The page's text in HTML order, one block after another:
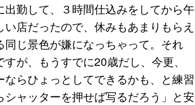
勤して、３時間仕込みをしてから午
店だったので、休みもあまりもらえ
じ景色が嫌になっちゃって。それ
が、もうすでに20歳だし、今更、
らひょっとしてできるかも、と練習
ャッターを押せば写るだろう」と安